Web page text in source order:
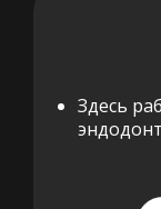
Здесь